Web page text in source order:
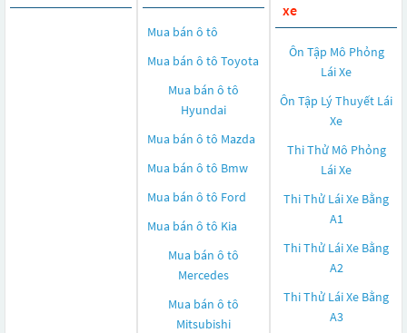
Mua bán ô tô
Mua bán ô tô Toyota
Mua bán ô tô
Hyundai
Mua bán ô tô Mazda
Mua bán ô tô Bmw
Mua bán ô tô Ford
Mua bán ô tô Kia
Mua bán ô tô
Mercedes
Mua bán ô tô
Mitsubishi
xe
Ôn Tập Mô Phỏng
Lái Xe
Ôn Tập Lý Thuyết Lái
Xe
Thi Thử Mô Phỏng
Lái Xe
Thi Thử Lái Xe Bằng
A1
Thi Thử Lái Xe Bằng
A2
Thi Thử Lái Xe Bằng
A3